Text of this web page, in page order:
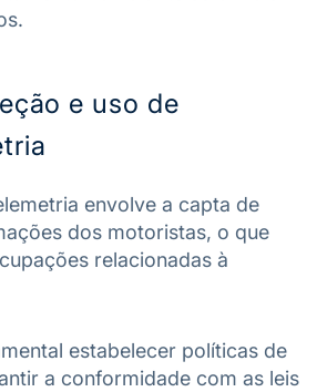
e uso de
envolve a capta de
dos motoristas, o que
relacionadas à
estabelecer políticas de
a conformidade com as leis